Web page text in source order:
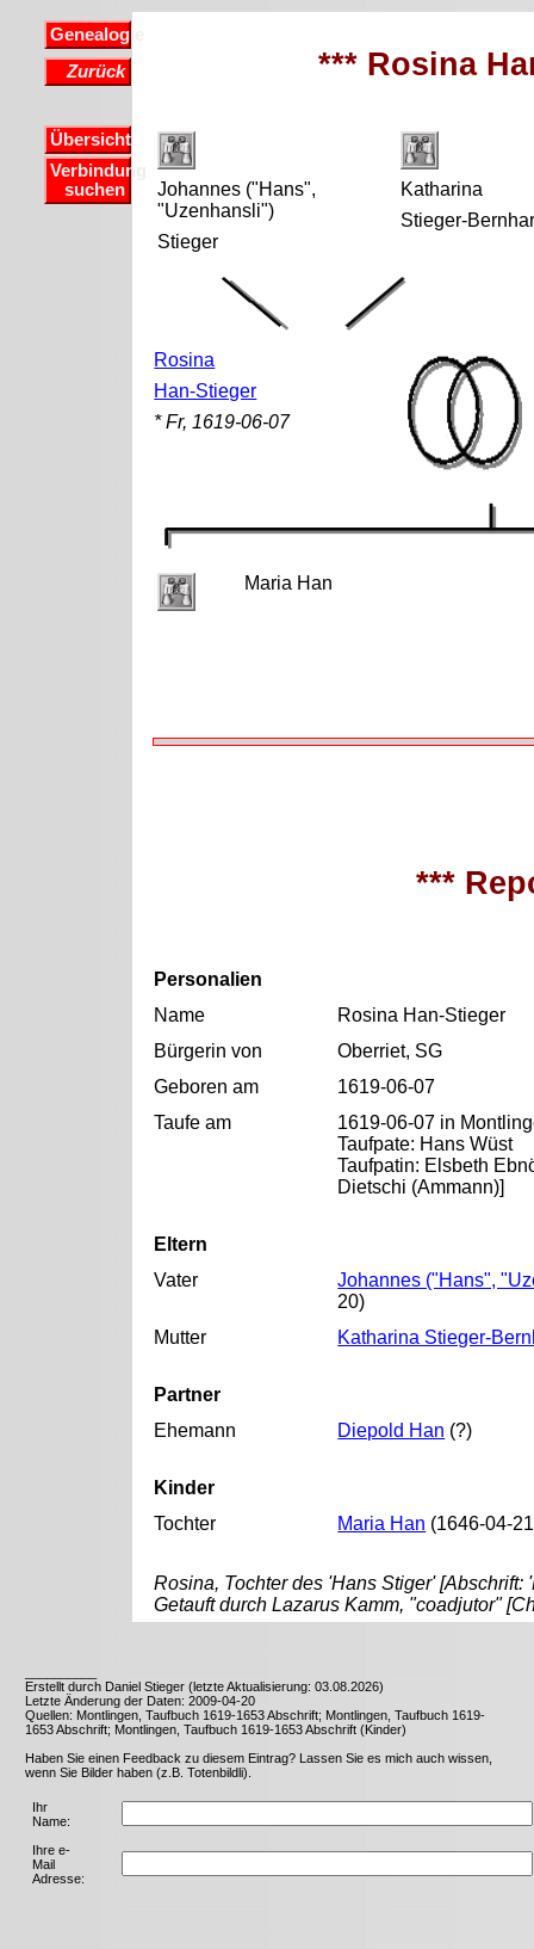
Genealogie
Zurück
Übersicht
Verbindung
suchen
*** Rosina
Johannes ("Hans",
"Uzenhansli")
Stieger
Katharina
Stieger-
Rosina
Han-Stieger
* Fr, 1619-06-07
Maria Han
***
Personalien
Name
Rosina Han-Stieger
Bürgerin von
Oberriet, SG
Geboren am
1619-06-07
Taufe am
1619-06-07 in
Taufpate: Hans Wüst
Taufpatin: Elsbeth
Dietschi (Ammann)]
Eltern
Vater
Johannes ("Hans",
20)
Mutter
Katharina Stieger-
Partner
Ehemann
Diepold Han (?)
Kinder
Tochter
Maria Han (1646-04-
Rosina, Tochter des 'Hans Stiger'
Getauft durch Lazarus Kamm, "coadjutor"
Erstellt durch Daniel Stieger (letzte Aktualisierung: 03.08.2026)
Letzte Änderung der Daten: 2009-04-20
Quellen: Montlingen, Taufbuch 1619-1653 Abschrift; Montlingen, Taufbuch 1619-
1653 Abschrift; Montlingen, Taufbuch 1619-1653 Abschrift (Kinder)
Haben Sie einen Feedback zu diesem Eintrag? Lassen Sie es mich auch wissen,
wenn Sie Bilder haben (z.B. Totenbildli).
Ihr
Name:
Ihre e-
Mail
Adresse: